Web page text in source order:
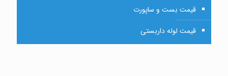
قیمت بست و ساپورت
قیمت لوله داربستی